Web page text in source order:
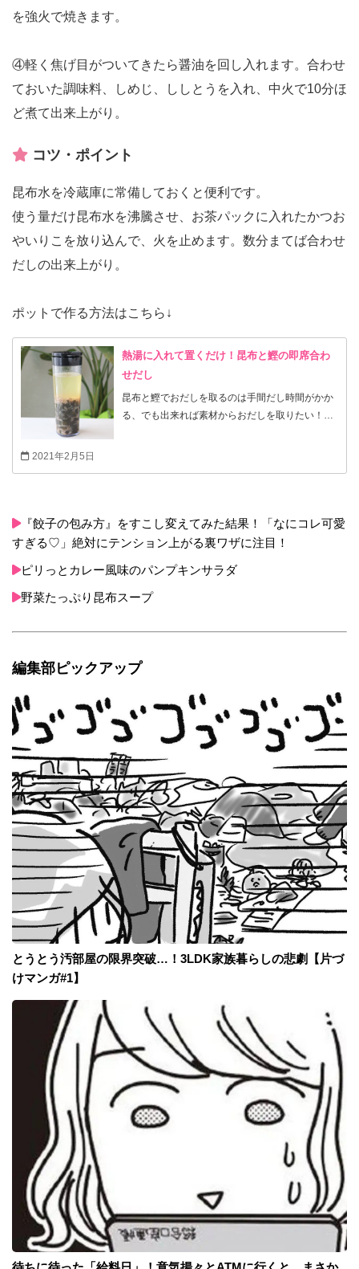
を強火で焼きます。
④軽く焦げ目がついてきたら醤油を回し入れます。合わせ
ておいた調味料、しめじ、ししとうを入れ、中火で10分ほ
ど煮て出来上がり。
コツ・ポイント
昆布水を冷蔵庫に常備しておくと便利です。
使う量だけ昆布水を沸騰させ、お茶パックに入れたかつお
やいりこを放り込んで、火を止めます。数分まてば合わせ
だしの出来上がり。
ポットで作る方法はこちら↓
熱湯に入れて置くだけ！昆布と鰹の即席合わ
せだし
昆布と鰹でおだしを取るのは手間だし時間がかか
る、でも出来れば素材からおだしを取りたい！と
2021年2月5日
『餃子の包み方』をすこし変えてみた結果！「なにコレ可愛
すぎる♡」絶対にテンション上がる裏ワザに注目！
ピリっとカレー風味のパンプキンサラダ
野菜たっぷり昆布スープ
編集部ピックアップ
とうとう汚部屋の限界突破…！3LDK家族暮らしの悲劇【片づ
けマンガ#1】